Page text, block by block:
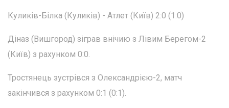
Куликів-Білка (Куликів) - Атлет (Київ) 2:0 (1:0)
Діназ (Вишгород) зіграв внічию з Лівим Берегом-2
(Київ) з рахунком 0:0.
Тростянець зустрівся з Олександрією-2, матч
закінчився з рахунком 0:1 (0:1).